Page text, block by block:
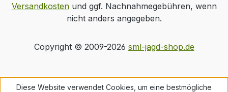
Versandkostenund ggf. Nachnahmegebühren, wenn
nicht anders angegeben.
Copyright © 2009-2026 sml-jagd-shop.de
Diese Website verwendet Cookies, um eine bestmögliche